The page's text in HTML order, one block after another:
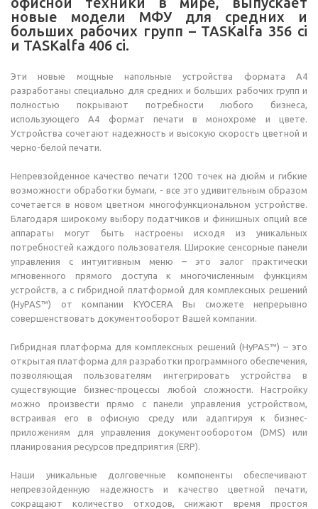
новые модели МФУ для средних и
больших рабочих групп – TASKalfa 356 ci
и TASKalfa 406 ci.
Эти новые мощные напольные устройства формата А4
разработаны специально для средних и больших рабочих групп и
полностью покрывают потребности любого бизнеса,
использующего А4 формат печати в монохроме и цвете.
Устройства сочетают надежность и высокую скорость цветной и
черно-белой печати.
Непревзойденное качество печати 1200 точек на дюйм и гибкие
возможности обработки бумаги, - все это удивительным образом
сочетается в новом цветном многофункциональном устройстве.
Благодаря широкому выбору податчиков и финишных опций все
аппараты могут быть настроены исходя из уникальных
потребностей каждого пользователя. Широкие сенсорные панели
управления с интуитивным меню – это залог практически
мгновенного прямого доступа к многочисленным функциям
устройств, а с гибридной платформой для комплексных решений
(HyPAS™) от компании KYOCERA Вы сможете непрерывно
совершенствовать документооборот Вашей компании.
Гибридная платформа для комплексных решений (HyPAS™) – это
открытая платформа для разработки программного обеспечения,
позволяющая пользователям интегрировать устройства в
существующие бизнес-процессы любой сложности. Настройку
можно произвести прямо с панели управления устройством,
встраивая его в офисную среду или адаптируя к бизнес-
приложениям для управления документооборотом (DMS) или
планирования ресурсов предприятия (ERP).
Наши уникальные долговечные компоненты обеспечивают
непревзойденную надежность и качество цветной печати,
сокращают количество отходов, снижают время простоя